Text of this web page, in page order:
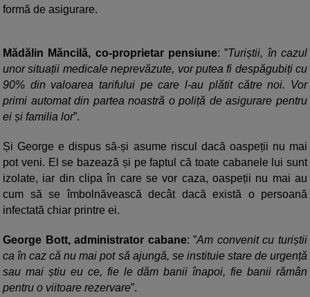
formă de asigurare.
Mădălin Măncilă, co-proprietar pensiune: ”Turiștii, în cazul
unor situații medicale neprevăzute, vor putea fi despăgubiți cu
90% din valoarea tarifului pe care l-au plătit către noi. Vor
primi automat din partea noastră o poliță de asigurare pentru
ei și familia lor”.
Și George e dispus să-și asume riscul dacă oaspeții nu mai
pot veni. El se bazează și pe faptul că toate cabanele lui sunt
izolate, iar din clipa în care se vor caza, oaspeții nu mai au
cum să se îmbolnăvească decât dacă există o persoană
infectată chiar printre ei.
George Bott, administrator cabane: ”Am convenit cu turiștii
ca în caz că nu mai pot să ajungă, se instituie stare de urgență
sau mai știu eu ce, fie le dăm banii înapoi, fie banii rămân
pentru o viitoare rezervare”.